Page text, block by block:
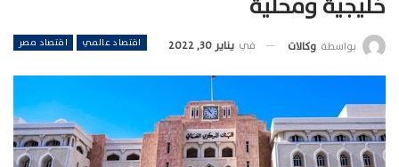
اقتصاد عالمي اقتصاد مصر بواسطة وكالات في يناير 30, 2022